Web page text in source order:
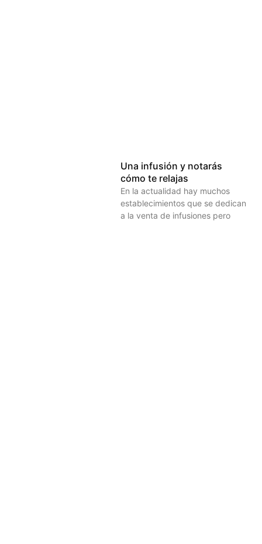
Una infusión y notarás
cómo te relajas
En la actualidad hay muchos
establecimientos que se dedican
a la venta de infusiones pero